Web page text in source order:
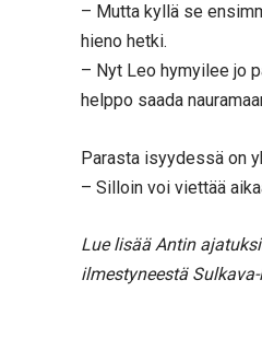
– Mutta kyllä se
hieno hetki.
– Nyt Leo hymyilee jo
helppo saada
Parasta isyydessä on
– Silloin voi viettää
Lue lisää Antin
ilmestyneestä